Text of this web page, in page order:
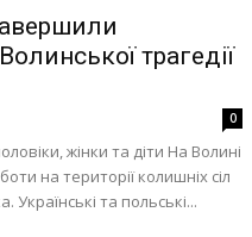
трагедії
0
жінки та діти На Волині
на території колишніх сіл
Українські та польські...